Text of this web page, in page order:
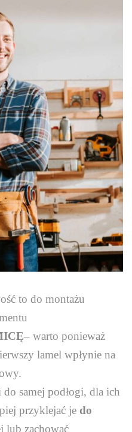
to do montażu
– warto ponieważ
lamel wpłynie na
samej podłogi, dla ich
przyklejać je do
lub zachować